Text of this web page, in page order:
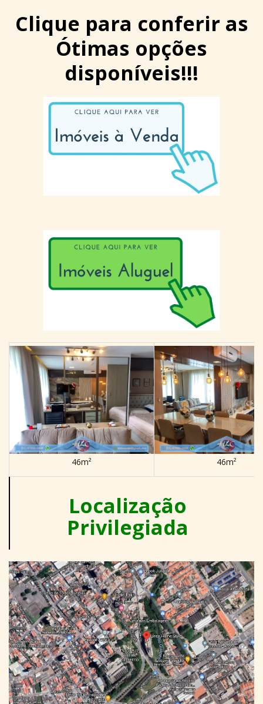
Clique para conferir as
Ótimas opções
disponíveis!!!
46m² 46m²
Localização
Privilegiada